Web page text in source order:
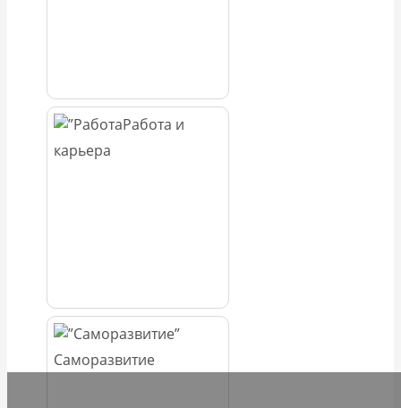
Работа и
карьера
Саморазвитие